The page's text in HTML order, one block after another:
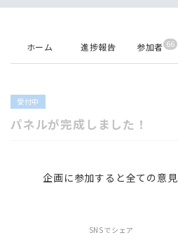
ホーム 進捗報告 参加者 66
受付中
パネルが完成しました！
企画に参加すると全ての意
SNSでシェア